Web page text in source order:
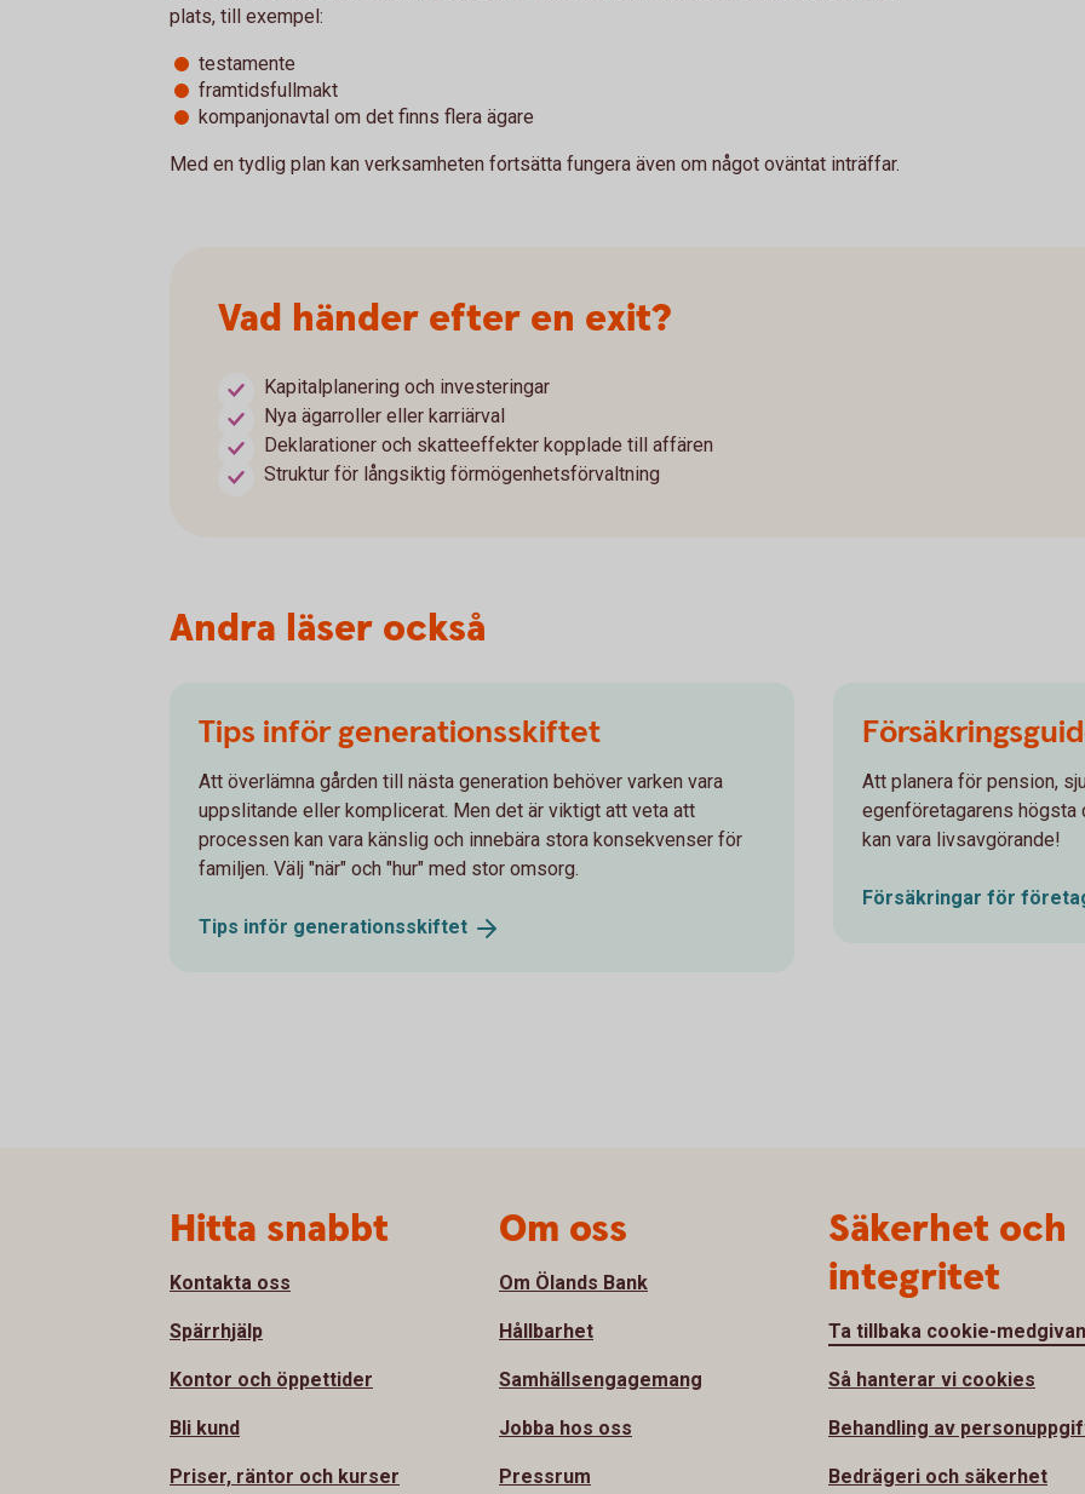
plats, till exempel:
testamente
framtidsfullmakt
kompanjonavtal om det finns flera ägare
Med en tydlig plan kan verksamheten fortsätta fungera även om något oväntat inträffar.
Vad händer efter en exit?
Kapitalplanering och investeringar
Nya ägarroller eller karriärval
Deklarationer och skatteeffekter kopplade till affären
Struktur för långsiktig förmögenhetsförvaltning
Andra läser också
Tips inför generationsskiftet
Att överlämna gården till nästa generation behöver varken vara
uppslitande eller komplicerat. Men det är viktigt att veta att
processen kan vara känslig och innebära stora konsekvenser för
familjen. Välj "när" och "hur" med stor omsorg.
Tips inför generationsskiftet
Att planera för pension,
egenföretagarens högsta
kan vara livsavgörande!
Försäkringar för
Hitta snabbt
Kontakta oss
Spärrhjälp
Kontor och öppettider
Bli kund
Priser, räntor och kurser
Om oss
Om Ölands Bank
Hållbarhet
Samhällsengagemang
Jobba hos oss
Pressrum
Säkerhet och
integritet
Ta tillbaka cookie-
Så hanterar vi cookies
Behandling av
Bedrägeri och säkerhet